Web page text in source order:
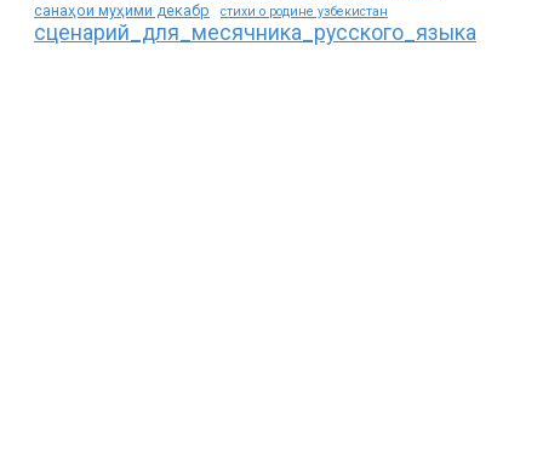
санаҳои муҳими декабр
стихи о родине узбекистан
сценарий_для_месячника_русского_языка